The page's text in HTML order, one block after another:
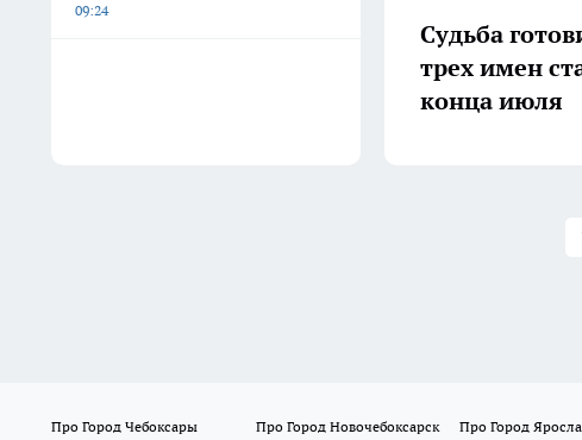
09:24
Судьба
трех имен
конца июля
Про Город Чебоксары Про Город Новочебоксарск Про Город